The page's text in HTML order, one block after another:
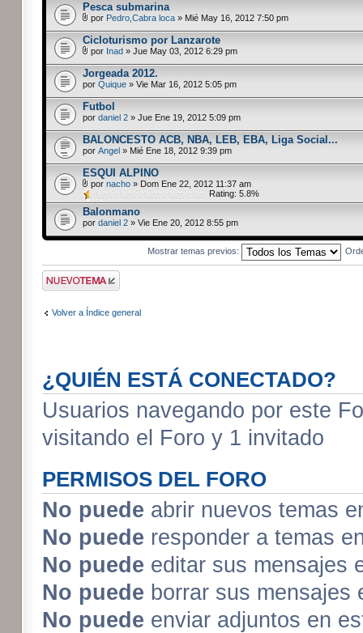
Pesca submarina
por Pedro,Cabra loca» Mié May 16, 2012 7:50 pm
Cicloturismo por Lanzarote
por Inad» Jue May 03, 2012 6:29 pm
Jorgeada 2012.
por Quique» Vie Mar 16, 2012 5:05 pm
Futbol
por daniel 2» Jue Ene 19, 2012 5:09 pm
BALONCESTO ACB, NBA, LEB, EBA, Liga Social...
por Angel» Mié Ene 18, 2012 9:39 pm
ESQUI ALPINO
por nacho» Dom Ene 22, 2012 11:37 am
Rating: 5.8%
Balonmano
por daniel 2» Vie Ene 20, 2012 8:55 pm
Mostrar temas previos:
Publicar un nuevo
tema
Volver a Índice general
¿QUIÉN ESTÁ CONECTADO?
Usuarios navegando por este
visitando el Foro y 1 invitado
PERMISOS DEL FORO
No puede abrir nuevos temas
No puede responder a temas
No puede editar sus mensajes
No puede borrar sus mensajes
No puede enviar adjuntos en